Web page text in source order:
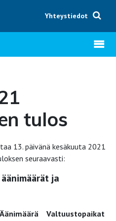
Yhteystiedot
Avaa
tulos
13. päivänä kesäkuuta 2021
seuraavasti:
ja
Äänimäärä Valtuustopaikat